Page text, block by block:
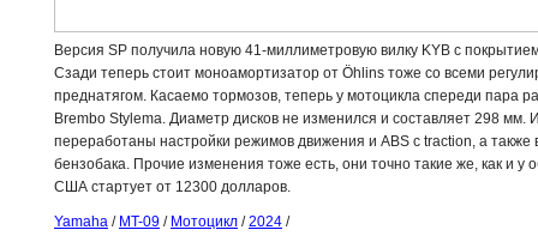
Версия SP получила новую 41-миллиметровую вилку KYB с
Сзади теперь стоит моноамортизатор от Öhlins тоже со всеми
преднатягом. Касаемо тормозов, теперь у мотоцикла спереди пара
Brembo Stylema. Диаметр дисков не изменился и составляет 298 мм.
переработаны настройки режимов движения и ABS с traction, а также
бензобака. Прочие изменения тоже есть, они точно такие же, как и у
США стартует от 12300 долларов.
Yamaha / MT-09 / Мотоцикл /2024 /